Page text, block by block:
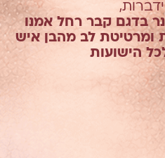
בדגם קבר רחל אמנו
ומרטיטת לב מהבן איש
הישועות